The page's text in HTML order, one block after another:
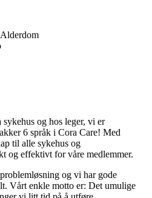
sykehus og hos leger, vi er
6 språk i Cora Care! Med
til alle sykehus og
og effektivt for våre medlemmer.
og vi har gode
Vårt enkle motto er: Det umulige